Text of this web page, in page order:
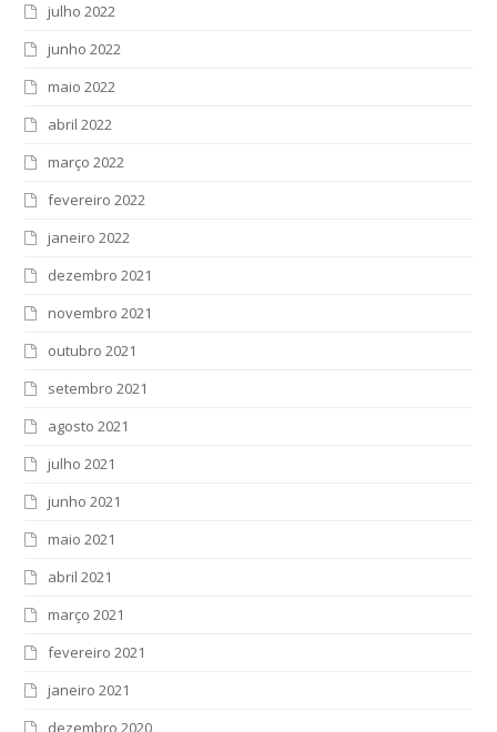
julho 2022
junho 2022
maio 2022
abril 2022
março 2022
fevereiro 2022
janeiro 2022
dezembro 2021
novembro 2021
outubro 2021
setembro 2021
agosto 2021
julho 2021
junho 2021
maio 2021
abril 2021
março 2021
fevereiro 2021
janeiro 2021
dezembro 2020